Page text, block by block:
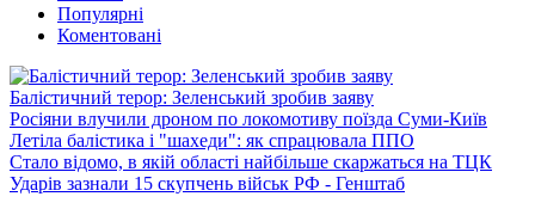
Популярні
Коментовані
Балістичний терор: Зеленський зробив заяву
Росіяни влучили дроном по локомотиву поїзда Суми-Київ
Летіла балістика і "шахеди": як спрацювала ППО
Стало відомо, в якій області найбільше скаржаться на ТЦК
Ударів зазнали 15 скупчень військ РФ - Генштаб